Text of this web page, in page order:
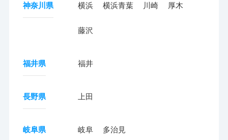
神奈川県 横浜 横浜青葉 川崎 厚木
藤沢
福井県 福井
長野県 上田
岐阜県 岐阜 多治見